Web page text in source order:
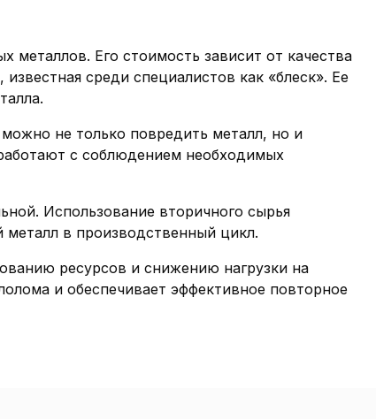
металлов. Его стоимость зависит от качества
среди специалистов как «блеск». Ее
не только повредить металл, но и
с соблюдением необходимых
Использование вторичного сырья
в производственный цикл.
ресурсов и снижению нагрузки на
и обеспечивает эффективное повторное